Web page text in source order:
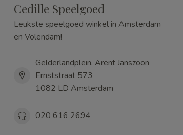
Cedille Speelgoed
Leukste speelgoed winkel in Amsterdam
en Volendam!
Gelderlandplein, Arent Janszoon
Ernststraat 573
1082 LD Amsterdam
020 616 2694